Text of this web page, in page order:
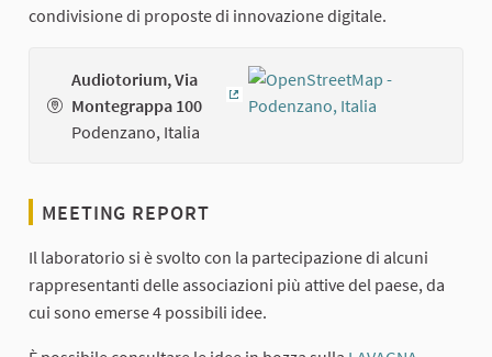
condivisione di proposte di innovazione digitale.
Audiotorium, Via
Montegrappa 100
Podenzano, Italia
(External link)
MEETING REPORT
Il laboratorio si è svolto con la partecipazione di alcuni
rappresentanti delle associazioni più attive del paese, da
cui sono emerse 4 possibili idee.